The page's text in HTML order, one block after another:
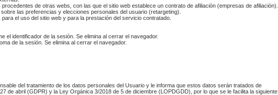
de otras webs, con las que el sitio web establece un contrato de afiliación (empresas de afiliación).
las preferencias y elecciones personales del usuario (retargeting).
el uso del sitio web y para la prestación del servicio contratado.
el identificador de la sesión. Se elimina al cerrar el navegador.
de la sesión. Se elimina al cerrar el navegador.
del tratamiento de los datos personales del Usuario y le informa que estos datos serán tratados de
de abril (GDPR) y la Ley Orgánica 3/2018 de 5 de diciembre (LOPDGDD), por lo que se le facilita la siguiente